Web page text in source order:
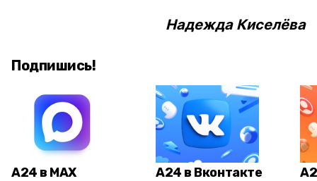
Надежда Киселёва
Подпишись!
А24 в MAX А24 в Вконтакте